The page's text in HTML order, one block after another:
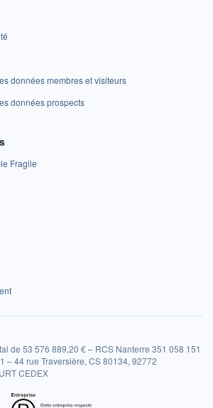
données membres et visiteurs
données prospects
Fragile
de 53 576 889,20 € – RCS Nanterre 351 058 151
– 44 rue Traversière, CS 80134, 92772
CEDEX